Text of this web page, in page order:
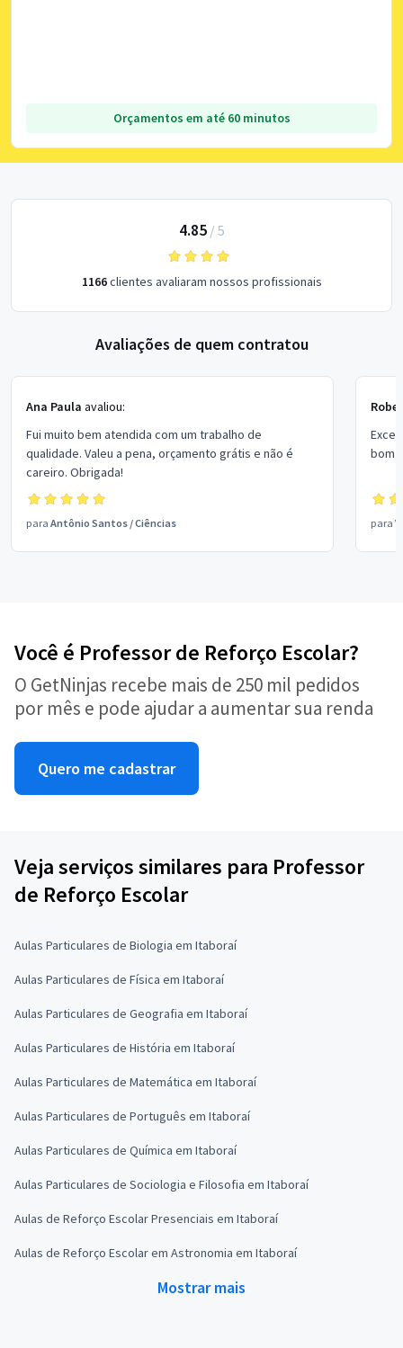
Orçamentos em até 60 minutos
4.85/ 5
1166clientes avaliaram nossos profissionais
Avaliações de quem contratou
Ana Paula avaliou:
Fui muito bem atendida com um trabalho de
qualidade. Valeu a pena, orçamento grátis e não é
careiro. Obrigada!
para Antônio Santos /Ciências
bom
para
Você é Professor de Reforço Escolar?
O GetNinjas recebe mais de 250 mil pedidos
por mês e pode ajudar a aumentar sua renda
Quero me cadastrar
Veja serviços similares para Professor
de Reforço Escolar
Aulas Particulares de Biologia em Itaboraí
Aulas Particulares de Física em Itaboraí
Aulas Particulares de Geografia em Itaboraí
Aulas Particulares de História em Itaboraí
Aulas Particulares de Matemática em Itaboraí
Aulas Particulares de Português em Itaboraí
Aulas Particulares de Química em Itaboraí
Aulas Particulares de Sociologia e Filosofia em Itaboraí
Aulas de Reforço Escolar Presenciais em Itaboraí
Aulas de Reforço Escolar em Astronomia em Itaboraí
Mostrar mais